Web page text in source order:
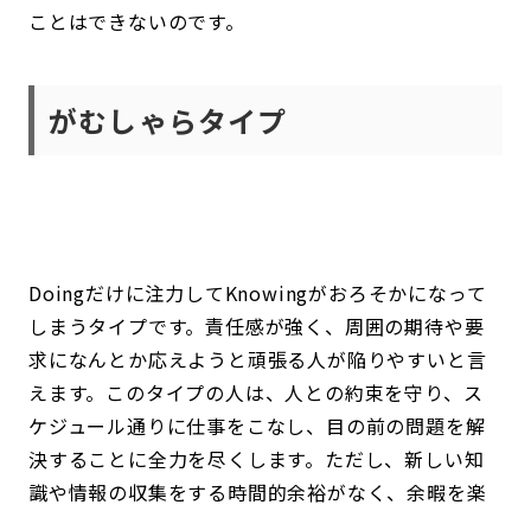
ことはできないのです。
がむしゃらタイプ
Doingだけに注力してKnowingがおろそかになって
しまうタイプです。責任感が強く、周囲の期待や要
求になんとか応えようと頑張る人が陥りやすいと言
えます。このタイプの人は、人との約束を守り、ス
ケジュール通りに仕事をこなし、目の前の問題を解
決することに全力を尽くします。ただし、新しい知
識や情報の収集をする時間的余裕がなく、余暇を楽